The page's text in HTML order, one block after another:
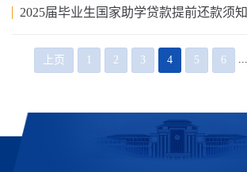
2025届毕业生国家助学贷款提前还款须知
上页 1 2 3 4 5 6